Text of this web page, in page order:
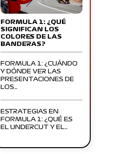
FORMULA 1: ¿QUÉ
SIGNIFICAN LOS
COLORES DE LAS
BANDERAS?
FORMULA 1: ¿CUÁNDO
Y DÓNDE VER LAS
PRESENTACIONES DE
LOS…
ESTRATEGIAS EN
FORMULA 1: ¿QUÉ ES
EL UNDERCUT Y EL…